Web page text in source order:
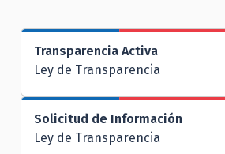
Transparencia Activa
Ley de Transparencia
Solicitud de Información
Ley de Transparencia